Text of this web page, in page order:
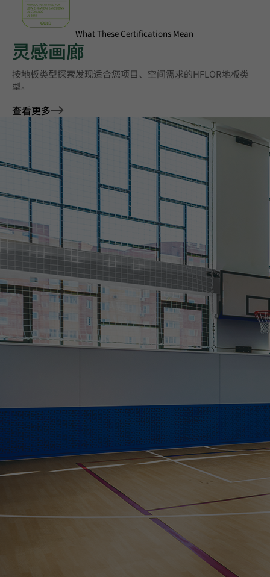
What These Certifications Mean
灵感画廊
按地板类型探索‌发现适合您项目、空间需求的HFLOR地板类
型。
查看更多